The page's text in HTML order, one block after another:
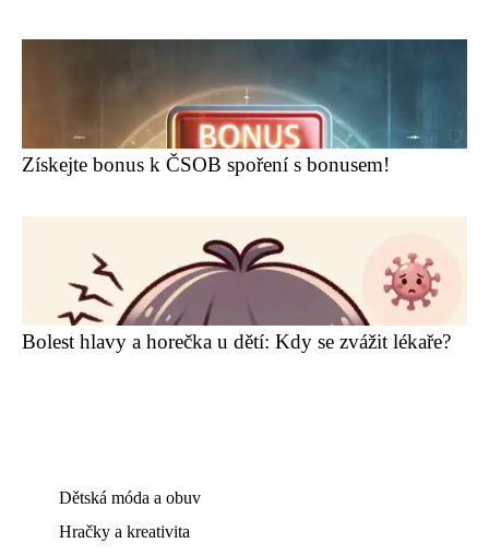
Získejte bonus k ČSOB spoření s bonusem!
Bolest hlavy a horečka u dětí: Kdy se zvážit lékaře?
Dětská móda a obuv
Hračky a kreativita